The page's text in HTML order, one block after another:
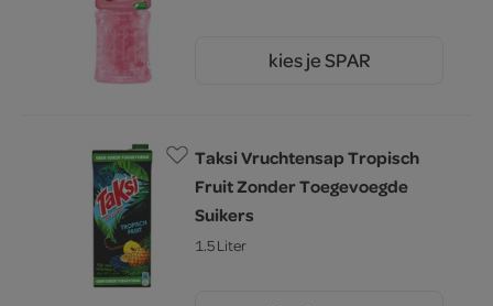
kies je SPAR
Taksi Vruchtensap Tropisch
Fruit Zonder Toegevoegde
Suikers
1.5 Liter